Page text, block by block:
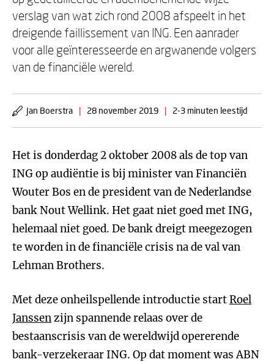
verslag van wat zich rond 2008 afspeelt in het
dreigende faillissement van ING. Een aanrader
voor alle geïnteresseerde en argwanende volgers
van de financiële wereld.
Jan Boerstra | 28 november 2019 | 2-3 minuten leestijd
Het is donderdag 2 oktober 2008 als de top van
ING op audiëntie is bij minister van Financiën
Wouter Bos en de president van de Nederlandse
bank Nout Wellink. Het gaat niet goed met ING,
helemaal niet goed. De bank dreigt meegezogen
te worden in de financiële crisis na de val van
Lehman Brothers.
Met deze onheilspellende introductie startRoel
Janssenzijn spannende relaas over de
bestaanscrisis van de wereldwijd opererende
bank-verzekeraar ING. Op dat moment was ABN